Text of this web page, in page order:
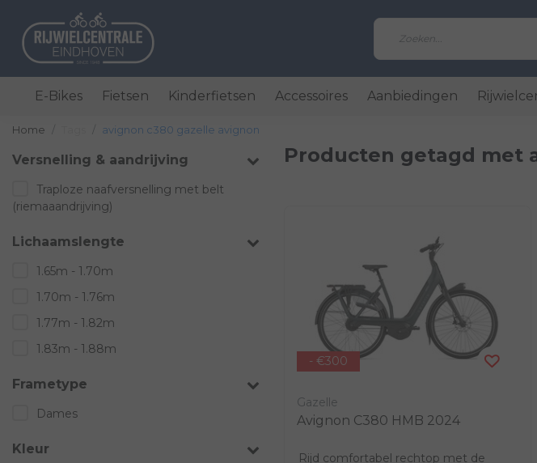
E-Bikes Fietsen Kinderfietsen Accessoires Aanbiedingen
Home avignon c380 gazelle avignon
Versnelling & aandrijving
Traploze naafversnelling met belt
(riemaaandrijving)
Lichaamslengte
1.65m - 1.70m
1.70m - 1.76m
1.77m - 1.82m
1.83m - 1.88m
Frametype
Dames
Kleur
Producten getagd met
- €300
Gazelle
Avignon C380 HMB 2024
Rijd comfortabel rechtop met de